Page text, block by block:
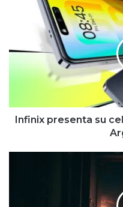
Infinix presenta
Hot
40 PRO
Infinix presenta su